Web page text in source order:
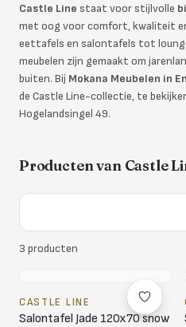
Castle Line staat voor stijlvolle
met oog voor comfort, kwaliteit
eettafels en salontafels tot
meubelen zijn gemaakt om
buiten. Bij Mokana Meubelen in
de Castle Line-collectie, te
Hogelandsingel 49.
Producten van Castle
3 producten
CASTLE LINE
Salontafel Jade 120x70 snow